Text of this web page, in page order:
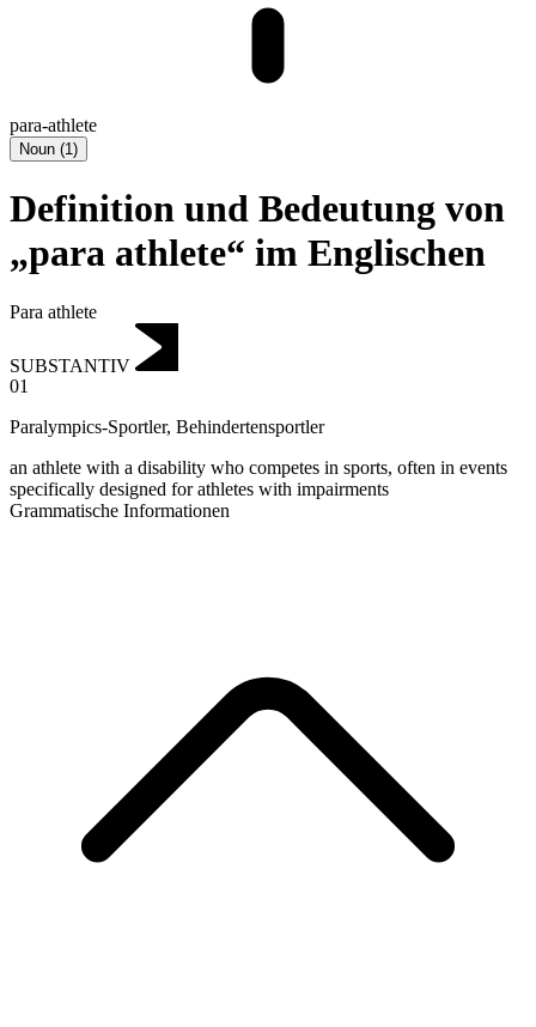
para-athlete
Noun (1)
Definition und Bedeutung von
„para athlete“ im Englischen
Para athlete
SUBSTANTIV
01
Paralympics-Sportler, Behindertensportler
an athlete with a disability who competes in sports, often in events
specifically designed for athletes with impairments
Grammatische Informationen